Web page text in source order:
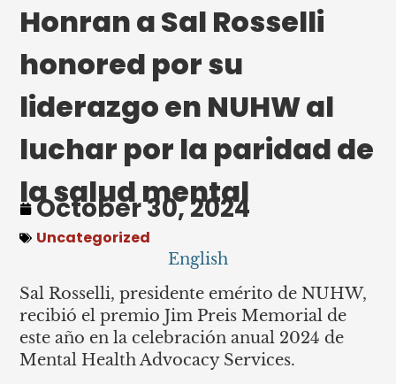
Honran a Sal Rosselli
honored por su
liderazgo en NUHW al
luchar por la paridad de
la salud mental
October 30, 2024
Uncategorized
English
Sal Rosselli, presidente emérito de NUHW,
recibió el premio Jim Preis Memorial de
este año en la celebración anual 2024 de
Mental Health Advocacy Services.